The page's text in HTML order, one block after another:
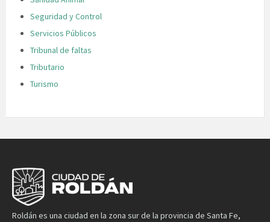
Seguridad y Control
Servicios Públicos
Tribunal de faltas
Tributario
Turismo
Roldán es una ciudad en la zona sur de la provincia de Santa Fe,